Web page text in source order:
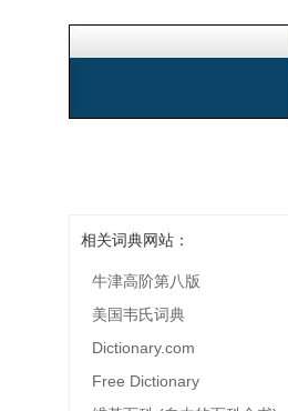
相关词典网站：
牛津高阶第八版
美国韦氏词典
Dictionary.com
Free Dictionary